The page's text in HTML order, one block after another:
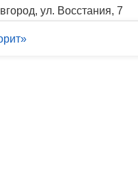
ул. Восстания, 7